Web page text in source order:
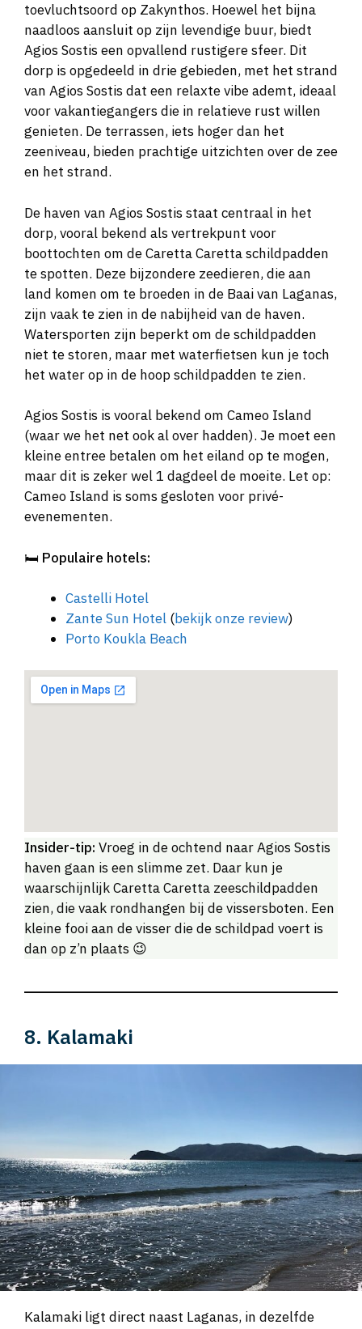
toevluchtsoord op Zakynthos. Hoewel het bijna
naadloos aansluit op zijn levendige buur, biedt
Agios Sostis een opvallend rustigere sfeer. Dit
dorp is opgedeeld in drie gebieden, met het strand
van Agios Sostis dat een relaxte vibe ademt, ideaal
voor vakantiegangers die in relatieve rust willen
genieten. De terrassen, iets hoger dan het
zeeniveau, bieden prachtige uitzichten over de zee
en het strand.
De haven van Agios Sostis staat centraal in het
dorp, vooral bekend als vertrekpunt voor
boottochten om de Caretta Caretta schildpadden
te spotten. Deze bijzondere zeedieren, die aan
land komen om te broeden in de Baai van Laganas,
zijn vaak te zien in de nabijheid van de haven.
Watersporten zijn beperkt om de schildpadden
niet te storen, maar met waterfietsen kun je toch
het water op in de hoop schildpadden te zien.
Agios Sostis is vooral bekend om Cameo Island
(waar we het net ook al over hadden). Je moet een
kleine entree betalen om het eiland op te mogen,
maar dit is zeker wel 1 dagdeel de moeite. Let op:
Cameo Island is soms gesloten voor privé-
evenementen.
🛏️ Populaire hotels:
Castelli Hotel
Zante Sun Hotel (bekijk onze review)
Porto Koukla Beach
Insider-tip: Vroeg in de ochtend naar Agios Sostis
haven gaan is een slimme zet. Daar kun je
waarschijnlijk Caretta Caretta zeeschildpadden
zien, die vaak rondhangen bij de vissersboten. Een
kleine fooi aan de visser die de schildpad voert is
dan op z’n plaats 😉
8. Kalamaki
Kalamaki ligt direct naast Laganas, in dezelfde